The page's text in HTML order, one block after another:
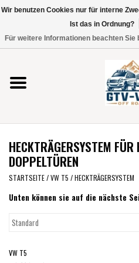
nach
Vito / V-Klasse 447
Viano /Vito 639
VW T7 2025
VW T5
VW CRAFTER / MAN TGE
HECKTRÄGERSYSTEM
DOPPELTÜREN
STARTSEITE/VW T5 /HECKTRÄGERSYSTEM
Unten können sie auf die nächste
VW T5
Wir benutzen Cookies nur für interne
Ist das in Ordnung?
Für weitere Informationen beachten